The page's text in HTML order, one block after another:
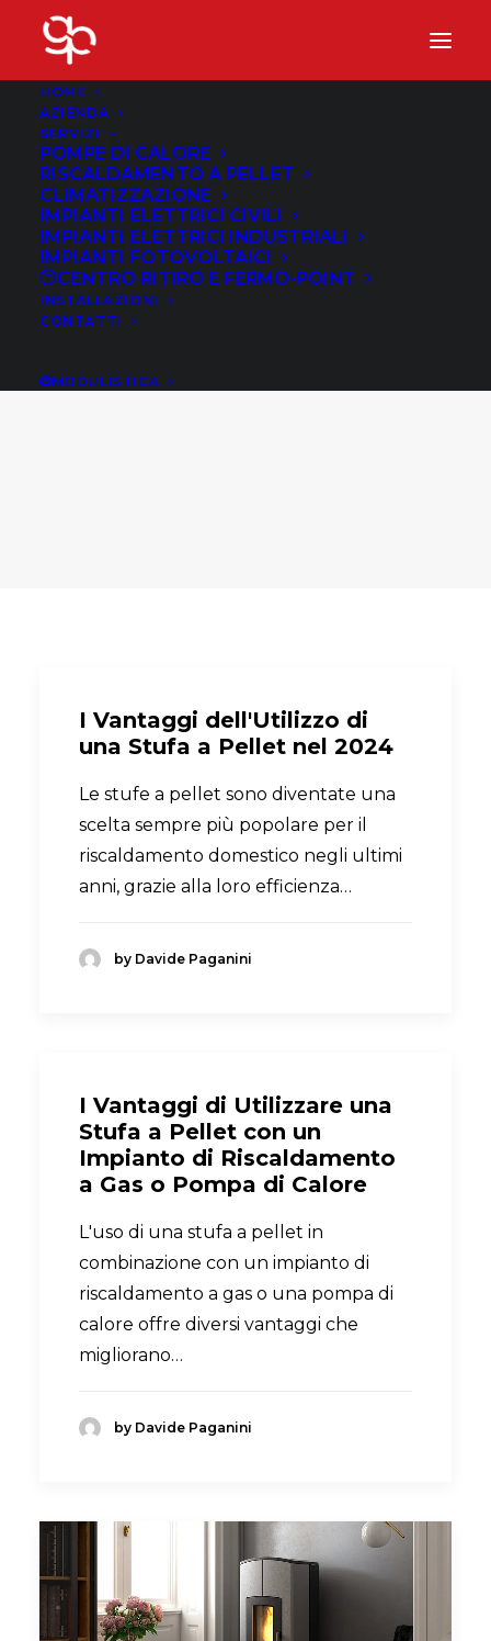
HOME
AZIENDA
SERVIZI
POMPE DI CALORE
RISCALDAMENTO A PELLET
CLIMATIZZAZIONE
IMPIANTI ELETTRICI CIVILI
IMPIANTI ELETTRICI INDUSTRIALI
IMPIANTI FOTOVOLTAICI
CENTRO RITIRO E FERMO-POINT
INSTALLAZIONI
CONTATTI
MODULISTICA
I Vantaggi dell'Utilizzo di
una Stufa a Pellet nel 2024
Le stufe a pellet sono diventate una
scelta sempre più popolare per il
riscaldamento domestico negli ultimi
anni, grazie alla loro efficienza…
by Davide Paganini
I Vantaggi di Utilizzare una
Stufa a Pellet con un
Impianto di Riscaldamento
a Gas o Pompa di Calore
L'uso di una stufa a pellet in
combinazione con un impianto di
riscaldamento a gas o una pompa di
calore offre diversi vantaggi che
migliorano…
by Davide Paganini